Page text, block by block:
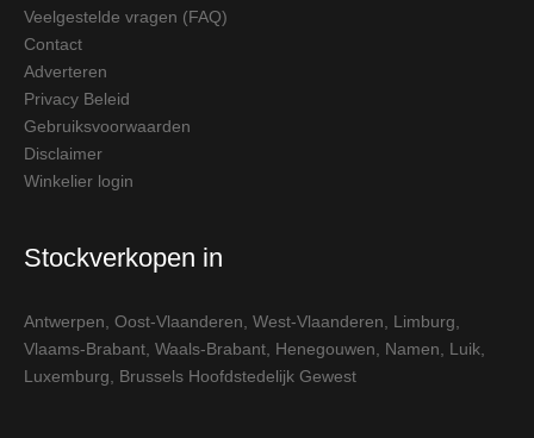
Veelgestelde vragen (FAQ)
Contact
Adverteren
Privacy Beleid
Gebruiksvoorwaarden
Disclaimer
Winkelier login
Stockverkopen in
Antwerpen Oost-Vlaanderen West-Vlaanderen Limburg
Vlaams-Brabant Waals-Brabant Henegouwen Namen Luik
Luxemburg
Brussels Hoofdstedelijk Gewest